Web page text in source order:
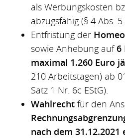
als Werbungskosten
abzugsfähig (§ 4 Abs.
Entfristung der
sowie Anhebung auf6
maximal 1.260 Euro
210 Arbeitstagen) ab
Satz 1 Nr. 6c EStG).
Wahlrecht für den
nach dem 31.12.2021